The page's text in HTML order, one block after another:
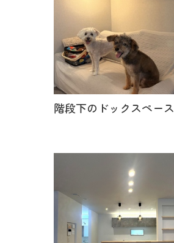
階段下のドックスペース